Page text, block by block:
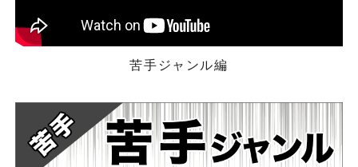
苦手ジャンル編